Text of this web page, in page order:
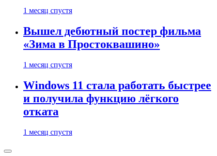
1 месяц спустя
Вышел дебютный постер фильма
«Зима в Простоквашино»
1 месяц спустя
Windows 11 стала работать быстрее
и получила функцию лёгкого
отката
1 месяц спустя